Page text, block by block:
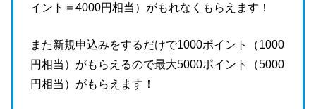
イント＝4000円相当）がもれなくもらえます！
また新規申込みをするだけで1000ポイント（1000
円相当）がもらえるので最大5000ポイント（5000
円相当）がもらえます！